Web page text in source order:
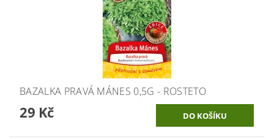
BAZALKA PRAVÁ MÁNES 0,5G - ROSTETO
29 Kč